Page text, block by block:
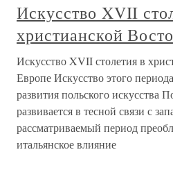
Искусство XVII
христианской
Искусство XVII столетия в
Европе Искусство этого
развития польского искусства
развивается в тесной связи с
рассматриваемый период
итальянское влияние